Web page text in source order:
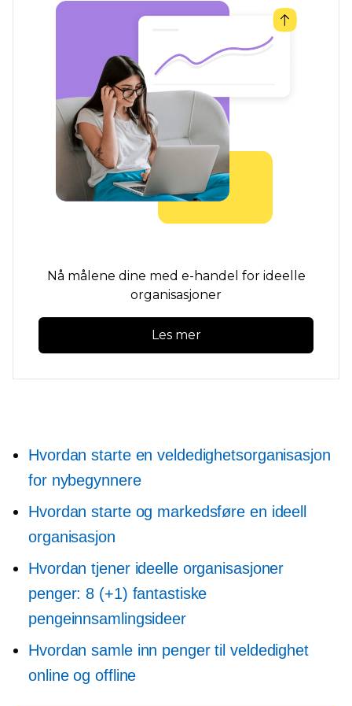
Nå målene dine med e-handel for ideelle
organisasjoner
Les mer
Hvordan starte en veldedighetsorganisasjon
for nybegynnere
Hvordan starte og markedsføre en ideell
organisasjon
Hvordan tjener ideelle organisasjoner
penger: 8 (+1) fantastiske
pengeinnsamlingsideer
Hvordan samle inn penger til veldedighet
online og offline